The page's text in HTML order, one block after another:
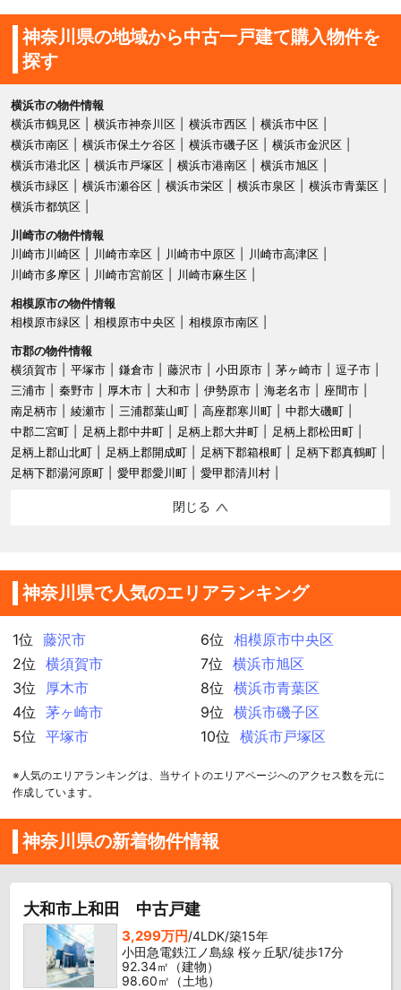
神奈川県の地域から中古一戸建て購入物件を
探す
横浜市の物件情報
横浜市鶴見区
横浜市神奈川区 横浜市西区
横浜市中区
横浜市南区
横浜市保土ケ谷区 横浜市磯子区
横浜市金沢区
横浜市港北区
横浜市戸塚区 横浜市港南区
横浜市旭区
横浜市緑区
横浜市瀬谷区 横浜市栄区 横浜市泉区
横浜市青葉区
横浜市都筑区
川崎市の物件情報
川崎市川崎区
川崎市幸区 川崎市中原区
川崎市高津区
川崎市多摩区
川崎市宮前区
川崎市麻生区
相模原市の物件情報
相模原市緑区
相模原市中央区
相模原市南区
市郡の物件情報
横須賀市
平塚市 鎌倉市 藤沢市 小田原市 茅ヶ崎市
逗子市
三浦市
秦野市 厚木市 大和市 伊勢原市 海老名市
座間市
南足柄市
綾瀬市 三浦郡葉山町 高座郡寒川町
中郡大磯町
中郡二宮町
足柄上郡中井町 足柄上郡大井町
足柄上郡松田町
足柄上郡山北町
足柄上郡開成町 足柄下郡箱根町
足柄下郡真鶴町
足柄下郡湯河原町
愛甲郡愛川町 愛甲郡清川村
閉じる
神奈川県で人気のエリアランキング
1位
藤沢市
2位
横須賀市
3位
厚木市
4位
茅ヶ崎市
5位
平塚市
6位
相模原市中央区
7位
横浜市旭区
8位
横浜市青葉区
9位
横浜市磯子区
10位
横浜市戸塚区
※人気のエリアランキングは、当サイトのエリアページへのアクセス数を元に
作成しています。
神奈川県の新着物件情報
大和市上和田 中古戸建
3,299万円/4LDK/築15年
小田急電鉄江ノ島線 桜ヶ丘駅/徒歩17分
92.34㎡（建物）
98.60㎡（土地）